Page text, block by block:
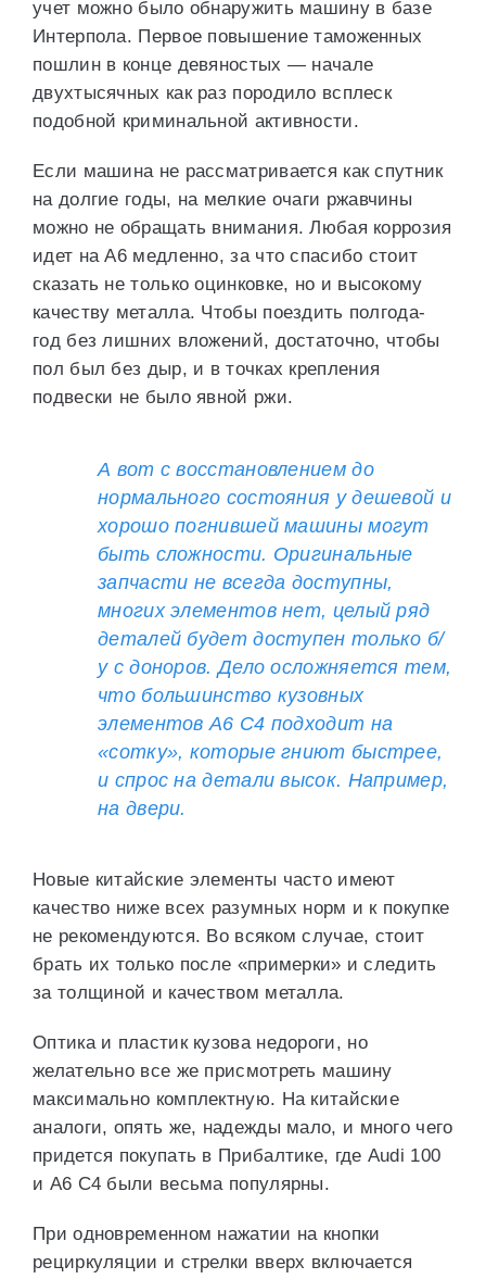
учет можно было обнаружить машину в базе
Интерпола. Первое повышение таможенных
пошлин в конце девяностых — начале
двухтысячных как раз породило всплеск
подобной криминальной активности.
Если машина не рассматривается как спутник
на долгие годы, на мелкие очаги ржавчины
можно не обращать внимания. Любая коррозия
идет на А6 медленно, за что спасибо стоит
сказать не только оцинковке, но и высокому
качеству металла. Чтобы поездить полгода-
год без лишних вложений, достаточно, чтобы
пол был без дыр, и в точках крепления
подвески не было явной ржи.
А вот с восстановлением до
нормального состояния у дешевой и
хорошо погнившей машины могут
быть сложности. Оригинальные
запчасти не всегда доступны,
многих элементов нет, целый ряд
деталей будет доступен только б/
у с доноров. Дело осложняется тем,
что большинство кузовных
элементов А6 С4 подходит на
«сотку», которые гниют быстрее,
и спрос на детали высок. Например,
на двери.
Новые китайские элементы часто имеют
качество ниже всех разумных норм и к покупке
не рекомендуются. Во всяком случае, стоит
брать их только после «примерки» и следить
за толщиной и качеством металла.
Оптика и пластик кузова недороги, но
желательно все же присмотреть машину
максимально комплектную. На китайские
аналоги, опять же, надежды мало, и много чего
придется покупать в Прибалтике, где Audi 100
и A6 C4 были весьма популярны.
При одновременном нажатии на кнопки
рециркуляции и стрелки вверх включается